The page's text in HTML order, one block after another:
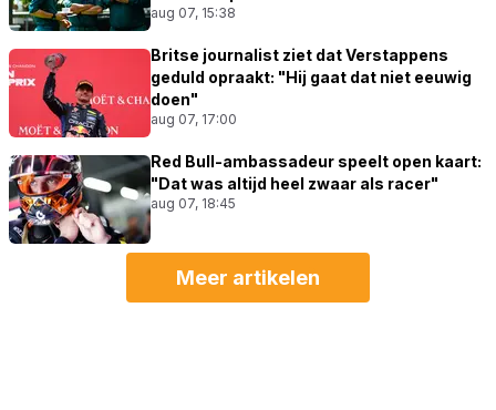
aug 07, 15:38
Britse journalist ziet dat Verstappens
geduld opraakt: "Hij gaat dat niet eeuwig
doen"
aug 07, 17:00
Red Bull-ambassadeur speelt open kaart:
"Dat was altijd heel zwaar als racer"
aug 07, 18:45
Meer artikelen